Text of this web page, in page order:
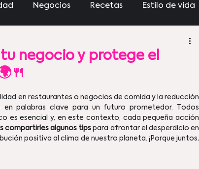
Negocios Recetas Estilo de vida
negocio y protege el
palabras clave para un futuro prometedor. Todos
es esencial y, en este contexto, cada pequeña acción
compartirles algunos tips para afrontar el desperdicio en
positiva al clima de nuestro planeta. ¡Porque juntos,